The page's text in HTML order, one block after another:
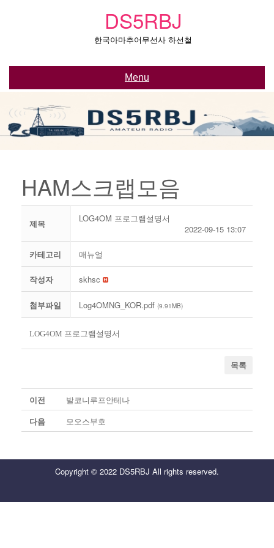
DS5RBJ
한국아마추어무선사 하선철
Menu
HAM스크랩모음
제목
LOG4OM 프로그램설명서
2022-09-15 13:07
카테고리 매뉴얼
작성자 skhsc
첨부파일 Log4OMNG_KOR.pdf (9.91MB)
LOG4OM 프로그램설명서
목록
이전
발코니루프안테나
다음
모오스부호
Copyright © 2022 DS5RBJ All rights reserved.